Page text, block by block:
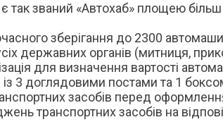
званий «Автохаб» площею більш
зберігання до 2300
державних органів (митниця,
для визначення вартості
із 3 доглядовими постами та 1
засобів перед
транспортних засобів на